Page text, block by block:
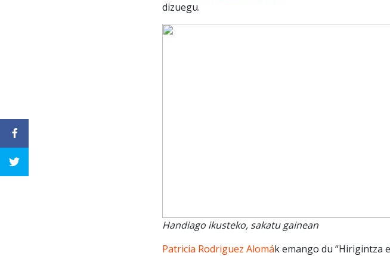
dizuegu.
Handiago ikusteko, sakatu gainean
Patricia Rodriguez Alomák emango du “Hirigintza